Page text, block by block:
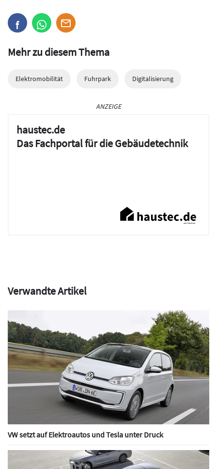
Mehr zu diesem Thema
Elektromobilität Fuhrpark Digitalisierung
ANZEIGE
haustec.de
Das Fachportal für die Gebäudetechnik
Verwandte Artikel
VW setzt auf Elektroautos und Tesla unter Druck